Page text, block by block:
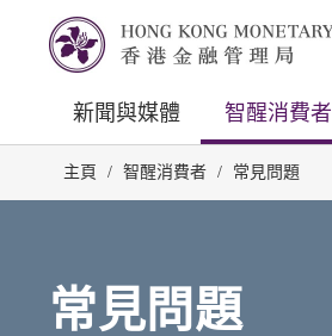
新聞與媒體 智醒消費者
主頁 / 智醒消費者 / 常見問題
常見問題